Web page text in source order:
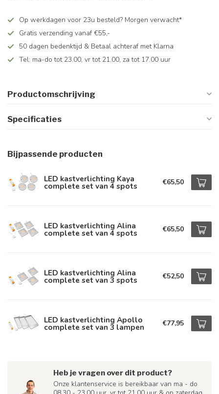
Op werkdagen voor 23u besteld? Morgen verwacht*
Gratis verzending vanaf €55,-
50 dagen bedenktijd & Betaal achteraf met Klarna
Tel: ma-do tot 23.00, vr tot 21.00, za tot 17.00 uur
Productomschrijving
Specificaties
Bijpassende producten
LED kastverlichting Kaya
complete set van 4 spots €65,50
LED kastverlichting Alina
complete set van 4 spots €65,50
LED kastverlichting Alina
complete set van 3 spots €52,50
LED kastverlichting Apollo
complete set van 3 lampen €77,95
Heb je vragen over dit product?
Onze klantenservice is bereikbaar van ma - do